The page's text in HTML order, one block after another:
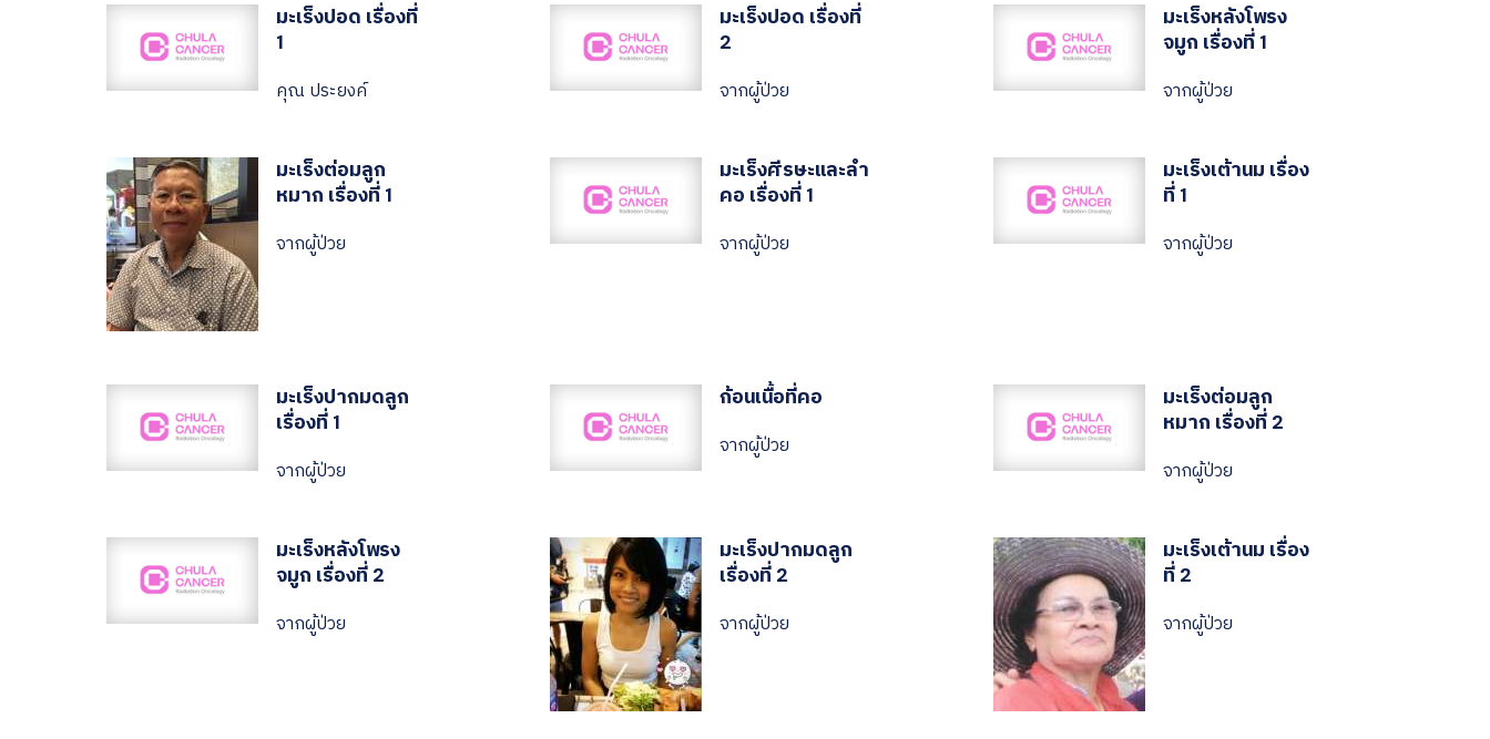
มะเร็งปอด เรื่องที่
1
คุณ ประยงค์
มะเร็งปอด เรื่องที่
2
จากผู้ป่วย
มะเร็งหลังโพรง
จมูก เรื่องที่ 1
จากผู้ป่วย
มะเร็งต่อมลูก
หมาก เรื่องที่ 1
จากผู้ป่วย
มะเร็งศีรษะและลำ
คอ เรื่องที่ 1
จากผู้ป่วย
มะเร็งเต้านม เรื่อง
ที่ 1
จากผู้ป่วย
มะเร็งปากมดลูก
เรื่องที่ 1
จากผู้ป่วย
ก้อนเนื้อที่คอ
จากผู้ป่วย
มะเร็งต่อมลูก
หมาก เรื่องที่ 2
จากผู้ป่วย
มะเร็งหลังโพรง
จมูก เรื่องที่ 2
จากผู้ป่วย
มะเร็งปากมดลูก
เรื่องที่ 2
จากผู้ป่วย
มะเร็งเต้านม เรื่อง
ที่ 2
จากผู้ป่วย